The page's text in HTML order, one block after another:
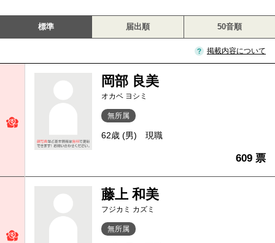
標準 届出順 50音順
掲載内容について
岡部 良美
オカベ ヨシミ
無所属
62歳 (男) 現職
609 票
藤上 和美
フジカミ カズミ
無所属